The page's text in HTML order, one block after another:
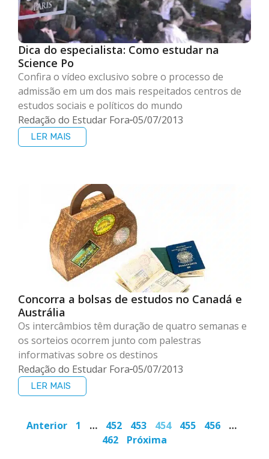
Dica do especialista: Como estudar na
Science Po
Confira o vídeo exclusivo sobre o processo de
admissão em um dos mais respeitados centros de
estudos sociais e políticos do mundo
Redação do Estudar Fora 05/07/2013
LER MAIS
Concorra a bolsas de estudos no Canadá e
Austrália
Os intercâmbios têm duração de quatro semanas e
os sorteios ocorrem junto com palestras
informativas sobre os destinos
Redação do Estudar Fora 05/07/2013
LER MAIS
Anterior 1 … 452 453 454 455 456
…
462
Próxima